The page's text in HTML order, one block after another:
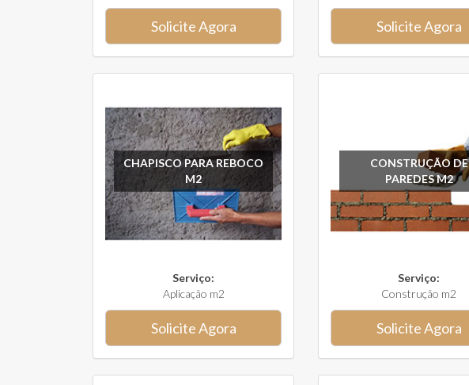
Solicite Agora Solicite Agora
CHAPISCO PARA REBOCO
M2
Serviço:
Aplicação m2
Solicite Agora
CONSTRUÇÃO DE
PAREDES M2
Serviço:
Construção m2
Solicite Agora